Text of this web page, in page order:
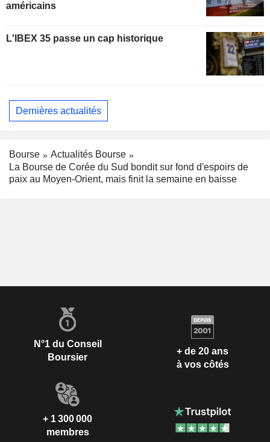
américains
L'IBEX 35 passe un cap historique
Dernières actualités
Bourse
Actualités Bourse
La Bourse de Corée du Sud bondit sur fond d'espoirs de
paix au Moyen-Orient, mais finit la semaine en baisse
N°1 du Conseil
Boursier
+ de 20 ans
à vos côtés
+ 1 300 000
membres